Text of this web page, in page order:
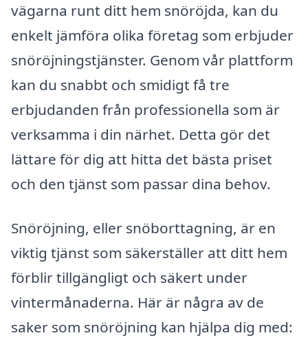
vägarna runt ditt hem snöröjda, kan du
enkelt jämföra olika företag som erbjuder
snöröjningstjänster. Genom vår plattform
kan du snabbt och smidigt få tre
erbjudanden från professionella som är
verksamma i din närhet. Detta gör det
lättare för dig att hitta det bästa priset
och den tjänst som passar dina behov.
Snöröjning, eller snöborttagning, är en
viktig tjänst som säkerställer att ditt hem
förblir tillgängligt och säkert under
vintermånaderna. Här är några av de
saker som snöröjning kan hjälpa dig med: